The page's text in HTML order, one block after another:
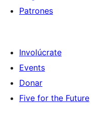
Patrones
Involúcrate
Events
Donar
Five for the Future